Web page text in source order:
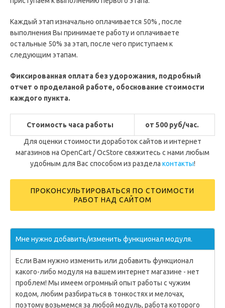
Каждый этап изначально оплачивается 50% , после
выполнения Вы принимаете работу и оплачиваете
остальные 50% за этап, после чего приступаем к
следующим этапам.
Фиксированная оплата без удорожания, подробный
отчет о проделаной работе, обоснование стоимости
каждого пункта.
Стоимость часа работы от 500 руб/час.
Для оценки стоимости доработок сайтов и интернет
магазинов на OpenCart / OcStore свяжитесь с нами любым
удобным для Вас способом из раздела контакты!
ПРОКОНСУЛЬТИРОВАТЬСЯ ПО СТОИМОСТИ
РАБОТ НАД САЙТОМ
Мне нужно добавить/изменить функционал модуля.
Если Вам нужно изменить или добавить функционал
какого-либо модуля на вашем интернет магазине - нет
проблем! Мы имеем огромный опыт работы с чужим
кодом, любим разбираться в тонкостях и мелочах,
поэтому возьмемся за любой модуль, работа которого